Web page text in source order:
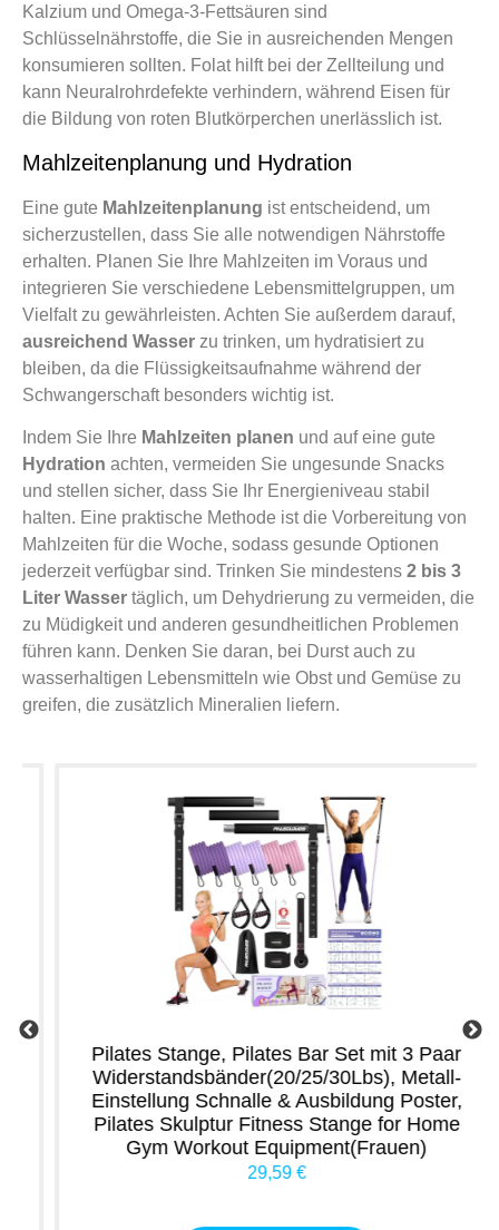
Kalzium und Omega-3-Fettsäuren sind
Schlüsselnährstoffe, die Sie in ausreichenden Mengen
konsumieren sollten. Folat hilft bei der Zellteilung und
kann Neuralrohrdefekte verhindern, während Eisen für
die Bildung von roten Blutkörperchen unerlässlich ist.
Mahlzeitenplanung und Hydration
Eine gute Mahlzeitenplanung ist entscheidend, um
sicherzustellen, dass Sie alle notwendigen Nährstoffe
erhalten. Planen Sie Ihre Mahlzeiten im Voraus und
integrieren Sie verschiedene Lebensmittelgruppen, um
Vielfalt zu gewährleisten. Achten Sie außerdem darauf,
ausreichend Wasser zu trinken, um hydratisiert zu
bleiben, da die Flüssigkeitsaufnahme während der
Schwangerschaft besonders wichtig ist.
Indem Sie Ihre Mahlzeiten planen und auf eine gute
Hydration achten, vermeiden Sie ungesunde Snacks
und stellen sicher, dass Sie Ihr Energieniveau stabil
halten. Eine praktische Methode ist die Vorbereitung von
Mahlzeiten für die Woche, sodass gesunde Optionen
jederzeit verfügbar sind. Trinken Sie mindestens 2 bis 3
Liter Wasser täglich, um Dehydrierung zu vermeiden, die
zu Müdigkeit und anderen gesundheitlichen Problemen
führen kann. Denken Sie daran, bei Durst auch zu
wasserhaltigen Lebensmitteln wie Obst und Gemüse zu
greifen, die zusätzlich Mineralien liefern.
Pilates Stange, Pilates Bar Set mit 3 Paar
Widerstandsbänder(20/25/30Lbs), Metall-
Einstellung Schnalle & Ausbildung Poster,
Pilates Skulptur Fitness Stange for Home
Gym Workout Equipment(Frauen)
29,59 €